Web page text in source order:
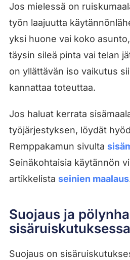
Jos mielessä on
työn laajuutta
yksi huone vai koko
täysin sileä pinta vai telan
on yllättävän iso vaikutus
kannattaa toteuttaa.
Jos haluat kerrata
työjärjestyksen, löydät
Remppakamun sivulta
Seinäkohtaisia käytännön
artikkelista seinien maalaus
Suojaus ja
sisäruiskutuksessa
Suojaus on